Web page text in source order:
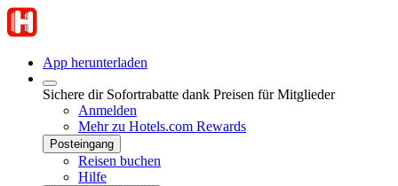
App herunterladen
Sichere dir Sofortrabatte dank Preisen für Mitglieder
Anmelden
Mehr zu Hotels.com Rewards
Posteingang
Reisen buchen
Hilfe